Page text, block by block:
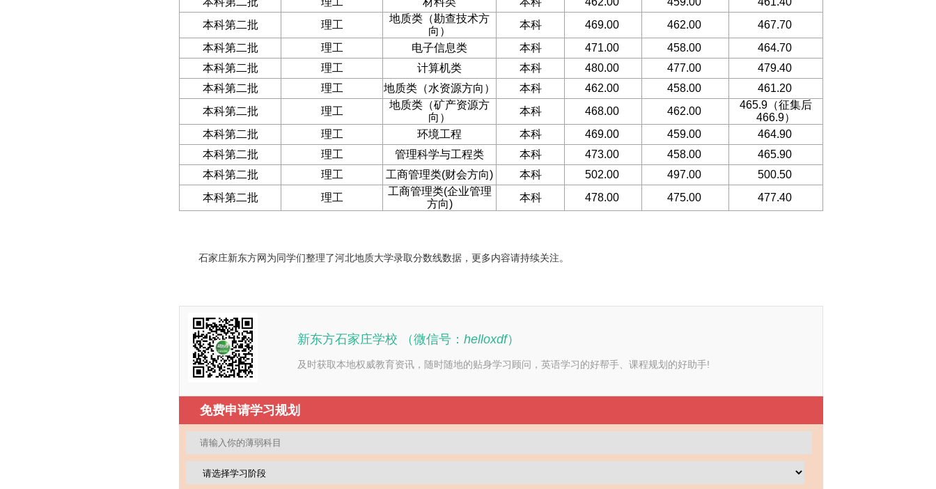
本科第二批
理工
地质类（勘查技术方
向）
本科 469.00 462.00
467.70
本科第二批
理工 电子信息类 本科 471.00 458.00
464.70
本科第二批
理工 计算机类 本科 480.00 477.00
479.40
本科第二批
理工 地质类（水资源方向） 本科 462.00 458.00
461.20
本科第二批
理工
地质类（矿产资源方
向）
本科 468.00 462.00
465.9（征集后
466.9）
本科第二批
理工 环境工程 本科 469.00 459.00
464.90
本科第二批
理工 管理科学与工程类 本科 473.00 458.00
465.90
本科第二批
理工 工商管理类(财会方向) 本科 502.00 497.00
500.50
本科第二批
理工
工商管理类(企业管理
方向)
本科 478.00 475.00 477.40
石家庄新东方网为同学们整理了河北地质大学录取分数线数据，更多内容请持续关注。
新东方石家庄学校 （微信号： helloxdf）
及时获取本地权威教育资讯，随时随地的贴身学习顾问，英语学习的好帮手、课程规划的好助手!
免费申请学习规划